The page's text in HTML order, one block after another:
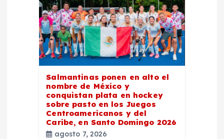
Salmantinas ponen en alto el
nombre de México y
conquistan plata en hockey
sobre pasto en los Juegos
Centroamericanos y del
Caribe, en Santo Domingo 2026
agosto 7, 2026